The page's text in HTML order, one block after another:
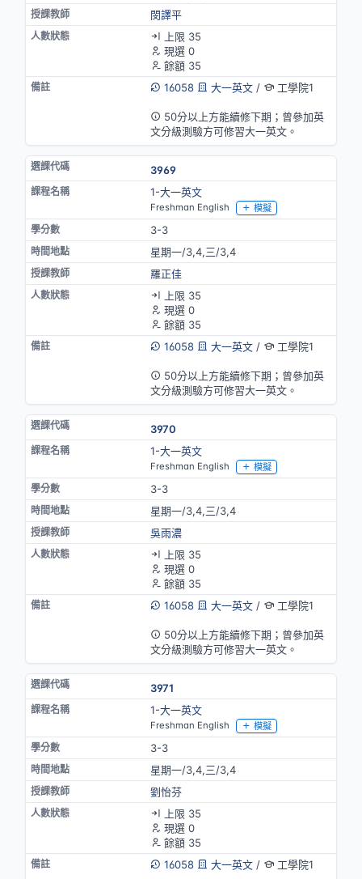
閔譯平
上限 35
現選 0
餘額 35
16058
大一英文/ 工學院1
50分以上方能續修下期；曾參加英
文分級測驗方可修習大一英文。
3969
1-大一英文
Freshman English 模擬
3-3
星期一/3,4,三/3,4
羅正佳
上限 35
現選 0
餘額 35
16058
大一英文/ 工學院1
50分以上方能續修下期；曾參加英
文分級測驗方可修習大一英文。
3970
1-大一英文
Freshman English 模擬
3-3
星期一/3,4,三/3,4
吳雨濃
上限 35
現選 0
餘額 35
16058
大一英文/ 工學院1
50分以上方能續修下期；曾參加英
文分級測驗方可修習大一英文。
3971
1-大一英文
Freshman English 模擬
3-3
星期一/3,4,三/3,4
劉怡芬
上限 35
現選 0
餘額 35
16058
大一英文/ 工學院1